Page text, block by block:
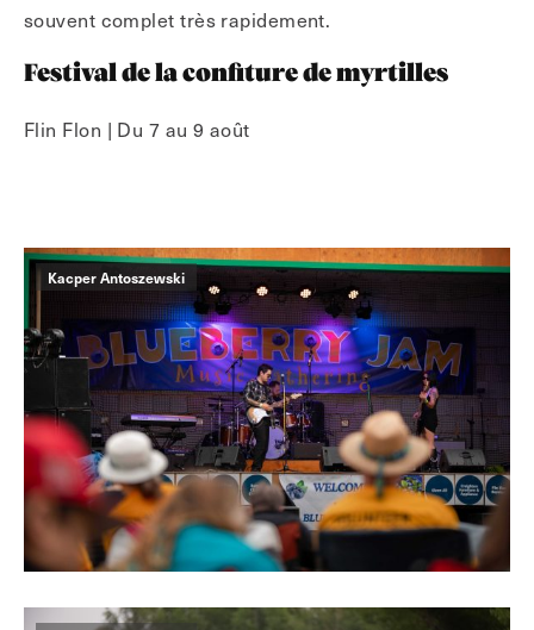
souvent complet très rapidement.
Festival de la confiture de myrtilles
Flin Flon | Du 7 au 9 août
Kacper Antoszewski